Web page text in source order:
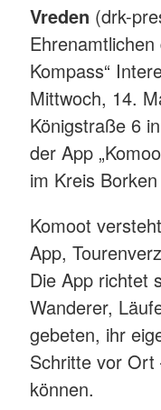
Vreden (drk-
Kompass“
Mittwoch, 14.
Königstraße 6
der App
im Kreis
Komoot
App,
Die App richtet
Wanderer,
gebeten, ihr
Schritte vor Ort
können.